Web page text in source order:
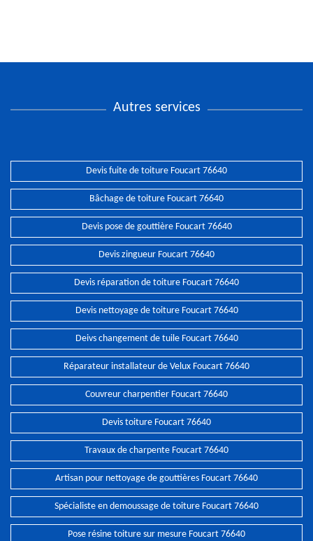
Autres services
Devis fuite de toiture Foucart 76640
Bâchage de toiture Foucart 76640
Devis pose de gouttière Foucart 76640
Devis zingueur Foucart 76640
Devis réparation de toiture Foucart 76640
Devis nettoyage de toiture Foucart 76640
Deivs changement de tuile Foucart 76640
Réparateur installateur de Velux Foucart 76640
Couvreur charpentier Foucart 76640
Devis toiture Foucart 76640
Travaux de charpente Foucart 76640
Artisan pour nettoyage de gouttières Foucart 76640
Spécialiste en demoussage de toiture Foucart 76640
Pose résine toiture sur mesure Foucart 76640